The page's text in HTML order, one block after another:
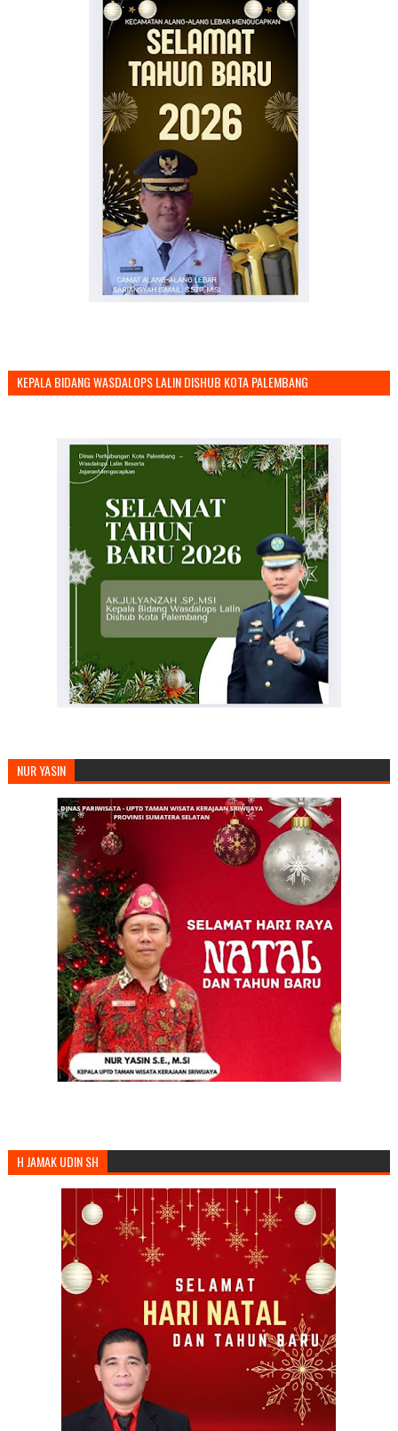
KEPALA BIDANG WASDALOPS LALIN DISHUB KOTA PALEMBANG
NUR YASIN
H JAMAK UDIN SH